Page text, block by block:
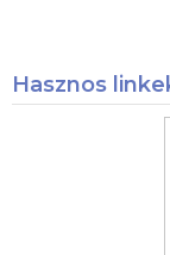
Hasznos